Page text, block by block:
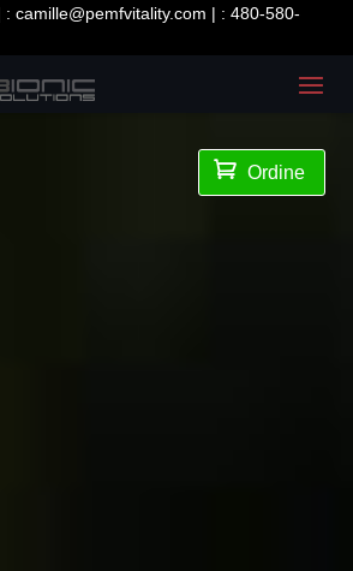
:camille@pemfvitality.com | :480-580-
 Ordine